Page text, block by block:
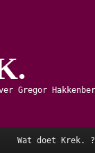
Gregor
Wat doet Krek. ?